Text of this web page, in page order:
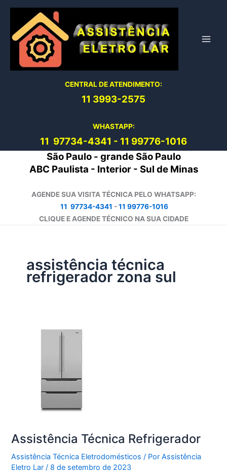
conteúdo
CENTRAL DE ATENDIMENTO:
11 3993-2575
WHASTAPP:
11 97734-4341 - 11 99776-1016
São Paulo - grande São Paulo
ABC Paulista - Interior - Sul de Minas
AGENDE SUA VISITA TÉCNICA PELO WHATSAPP:
11 97734-4341 -11 99776-1016
CLIQUE E AGENDE TÉCNICO NA SUA CIDADE
assistência técnica
refrigerador zona sul
Assistência Técnica Refrigerador
Assistência Técnica Eletrodomésticos / PorAssistência
Eletro Lar/ 8 de setembro de 2023